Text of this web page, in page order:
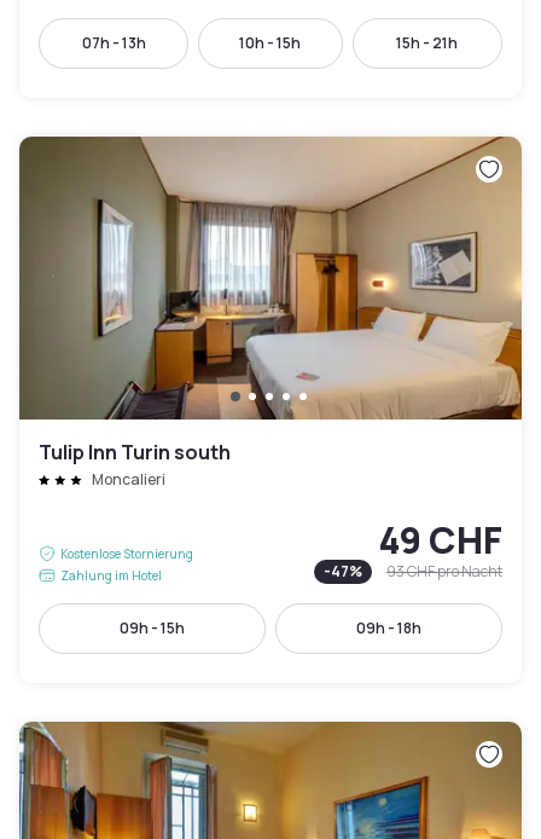
07h - 13h 10h - 15h 15h - 21h
Tulip Inn Turin south
Moncalieri
Kostenlose Stornierung
Zahlung im Hotel
49 CHF
-47% 93 CHFpro Nacht
09h - 15h 09h - 18h